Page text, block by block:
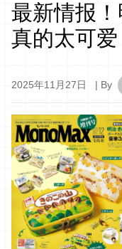
最新情报
真的太可爱
2025年11月27日 | By